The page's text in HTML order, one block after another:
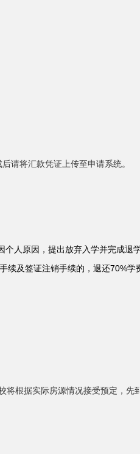
请将汇款凭证上传至申请系统。
人原因，提出放弃入学并完成退
及签证注销手续的，退还70%学
根据实际房源情况接受预定，先